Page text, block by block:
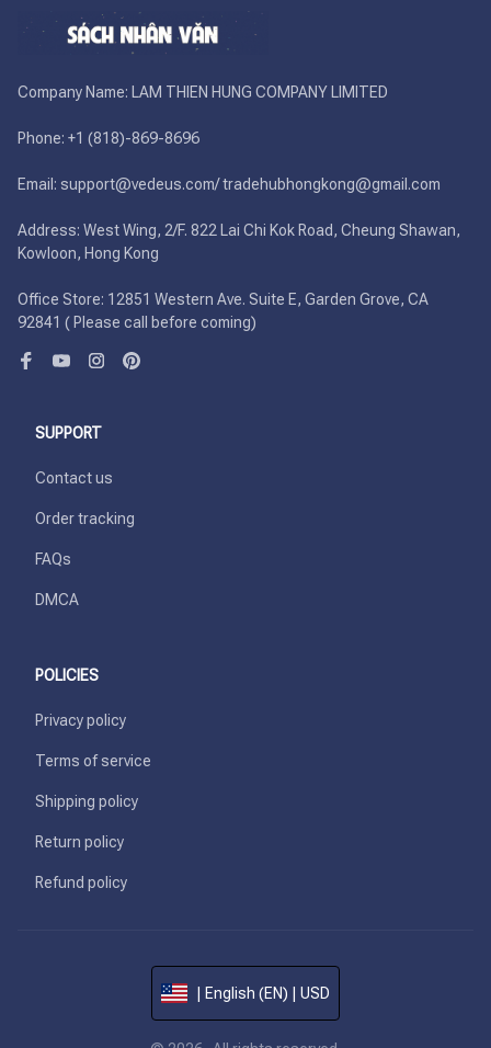
Company Name: LAM THIEN HUNG COMPANY LIMITED
Phone: +1 (818)-869-8696
Email: support@vedeus.com/ tradehubhongkong@gmail.com
Address: West Wing, 2/F. 822 Lai Chi Kok Road, Cheung Shawan,
Kowloon, Hong Kong
Office Store: 12851 Western Ave. Suite E, Garden Grove, CA
92841 ( Please call before coming)
SUPPORT
Contact us
Order tracking
FAQs
DMCA
POLICIES
Privacy policy
Terms of service
Shipping policy
Return policy
Refund policy
| English (EN) | USD